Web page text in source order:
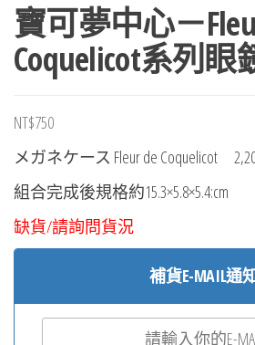
寶可夢中心－
Coquelicot系列眼
NT$750
メガネケース Fleur de Coquelicot
組合完成後規格約15.3×5.8×5.4:cm
缺貨/請詢問貨況
補貨E-MAIL通